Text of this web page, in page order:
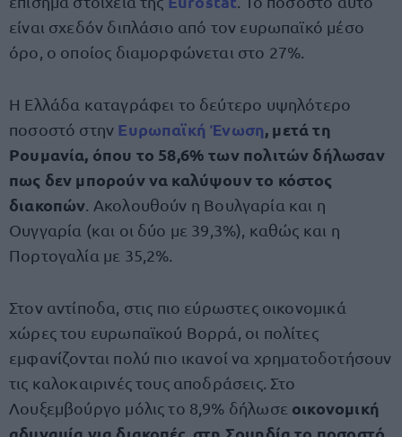
είναι σχεδόν διπλάσιο από τον ευρωπαϊκό μέσο
όρο, ο οποίος διαμορφώνεται στο 27%.
Η Ελλάδα καταγράφει το δεύτερο υψηλότερο
ποσοστό στην Ευρωπαϊκή Ένωση, μετά τη
Ρουμανία, όπου το 58,6% των πολιτών δήλωσαν
πως δεν μπορούν να καλύψουν το κόστος
διακοπών . Ακολουθούν η Βουλγαρία και η
Ουγγαρία (και οι δύο με 39,3%), καθώς και η
Πορτογαλία με 35,2%.
Στον αντίποδα, στις πιο εύρωστες οικονομικά
χώρες του ευρωπαϊκού Βορρά, οι πολίτες
εμφανίζονται πολύ πιο ικανοί να χρηματοδοτήσουν
τις καλοκαιρινές τους αποδράσεις. Στο
Λουξεμβούργο μόλις το 8,9% δήλωσε οικονομική